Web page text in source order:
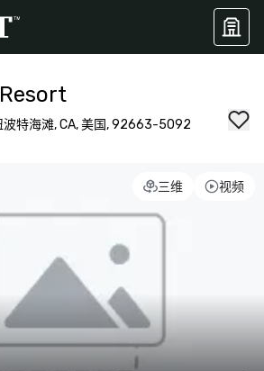
波特海滩, CA, 美国, 92663-5092
三维 视频